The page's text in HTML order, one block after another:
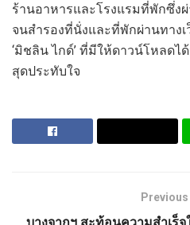
ร้านอาหารและโรงแรมที่พักซึ่ง
จนสำรองที่นั่งและที่พักผ่านทาง
‘มิชลิน ไกด์’ ที่มีให้ดาวน์โหลดไ
สุดประทับใจ